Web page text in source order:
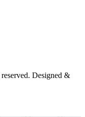
Designed &